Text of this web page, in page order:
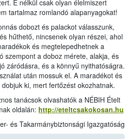
E nélkül csak olyan élelmiszert
tartalmaz romlandó alapanyagokat!
dobozt és palackot válasszunk,
hűthető, nincsenek olyan részei, ahol
és megtelepedhetnek a
szempont a doboz mérete, alakja, és
záródásra, és a könnyű nyithatóságra.
után mossuk el. A maradékot és
ki, mert fertőzést okozhatnak.
tanácsok olvashatók a NÉBIH Ételt
oldalán: http://eteltcsakokosan.hu
és Takarmánybiztonsági Igazgatóság